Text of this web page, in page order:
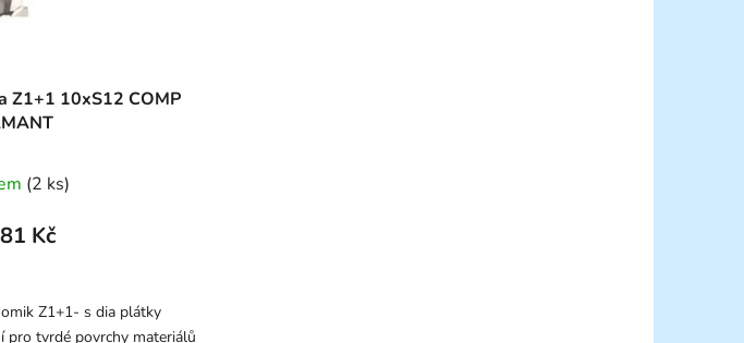
Z1+1 10xS12 COMP
(2 ks)
Kč
Z1+1- s dia plátky
pro tvrdé povrchy materiálů